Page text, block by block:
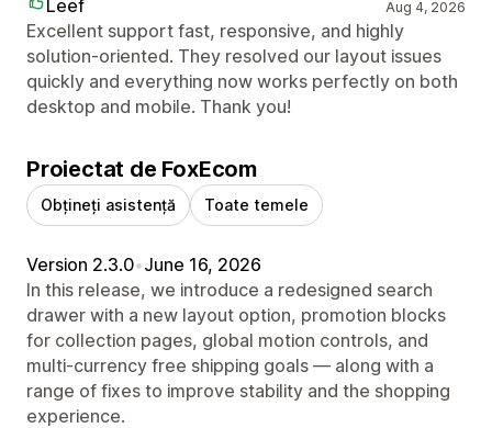
Leef
Aug 4, 2026
Excellent support fast, responsive, and highly
solution-oriented. They resolved our layout issues
quickly and everything now works perfectly on both
desktop and mobile. Thank you!
Proiectat de FoxEcom
Obțineți asistență Toate temele
Version 2.3.0•June 16, 2026
In this release, we introduce a redesigned search
drawer with a new layout option, promotion blocks
for collection pages, global motion controls, and
multi-currency free shipping goals — along with a
range of fixes to improve stability and the shopping
experience.